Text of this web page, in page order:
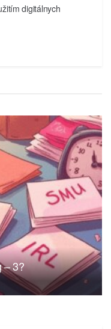
digitálnych
– 3?